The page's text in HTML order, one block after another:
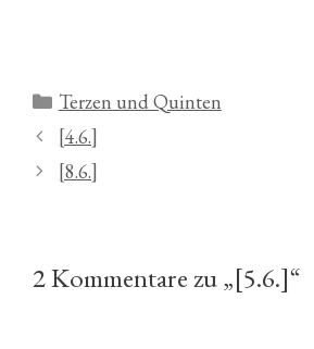
Kategorien
Terzen und Quinten
[4.6.]
[8.6.]
2 Kommentare zu „[5.6.]“